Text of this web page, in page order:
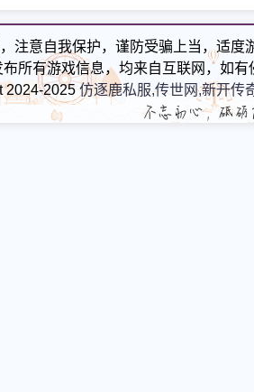
准了吧
注意自我保护，谨防受骗上当，适
所有游戏信息，均来自互联网，如
2024-2025仿逐鹿私服,传世网,新开传